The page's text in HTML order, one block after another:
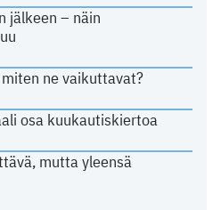
jälkeen – näin
ne vaikuttavat?
osa kuukautiskiertoa
mutta yleensä